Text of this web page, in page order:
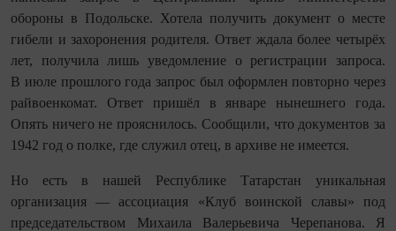
обороны в Подольске. Хотела получить документ о месте
гибели и захоронения родителя. Ответ ждала более четырёх
лет, получила лишь уведомление о регистрации запроса.
В июле прошлого года запрос был оформлен повторно через
райвоенкомат. Ответ пришёл в январе нынешнего года.
Опять ничего не прояснилось. Сообщили, что документов за
1942 год о полке, где служил отец, в архиве не имеется.
Но есть в нашей Республике Татарстан уникальная
организация — ассоциация «Клуб воинской славы» под
председательством Михаила Валерьевича Черепанова. Я